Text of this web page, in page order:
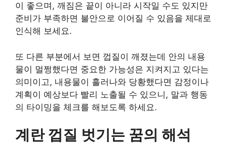
이 좋으며, 깨짐은 끝이 아니라 시작일 수도 있지만
준비가 부족하면 불안으로 이어질 수 있음을 제대로
인식해 보세요.
또 다른 부분에서 보면 껍질이 깨졌는데 안의 내용
물이 멀쩡했다면 중요한 가능성은 지켜지고 있다는
의미이고, 내용물이 흘러나와 당황했다면 감정이나
계획이 예상보다 빨리 노출될 수 있으니, 말과 행동
의 타이밍을 체크를 해보도록 하세요.
계란 껍질 벗기는 꿈의 해석